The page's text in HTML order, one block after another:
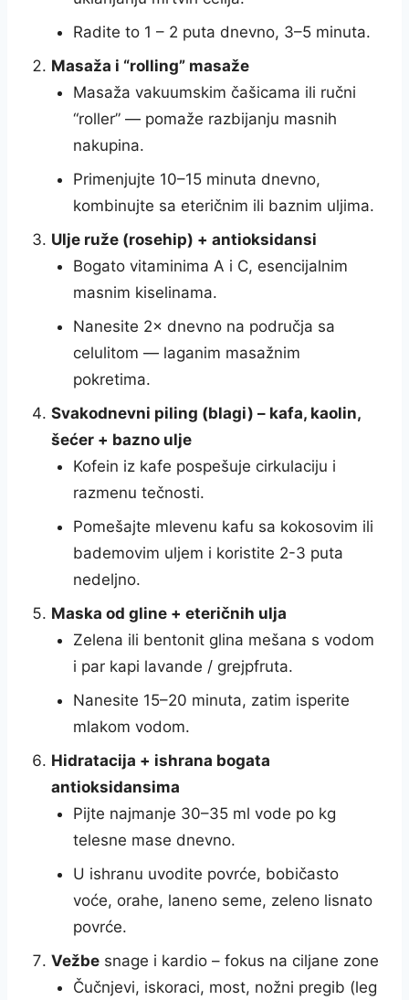
Radite to 1 – 2 puta dnevno, 3–5 minuta.
Masaža i “rolling” masaže
Masaža vakuumskim čašicama ili ručni
“roller” — pomaže razbijanju masnih
nakupina.
Primenjujte 10–15 minuta dnevno,
kombinujte sa eteričnim ili baznim uljima.
Ulje ruže (rosehip) + antioksidansi
Bogato vitaminima A i C, esencijalnim
masnim kiselinama.
Nanesite 2× dnevno na područja sa
celulitom — laganim masažnim
pokretima.
Svakodnevni piling (blagi) – kafa, kaolin,
šećer + bazno ulje
Kofein iz kafe pospešuje cirkulaciju i
razmenu tečnosti.
Pomešajte mlevenu kafu sa kokosovim ili
bademovim uljem i koristite 2-3 puta
nedeljno.
Maska od gline + eteričnih ulja
Zelena ili bentonit glina mešana s vodom
i par kapi lavande / grejpfruta.
Nanesite 15–20 minuta, zatim isperite
mlakom vodom.
Hidratacija + ishrana bogata
antioksidansima
Pijte najmanje 30–35 ml vode po kg
telesne mase dnevno.
U ishranu uvodite povrće, bobičasto
voće, orahe, laneno seme, zeleno lisnato
povrće.
Vežbe snage i kardio – fokus na ciljane zone
Čučnjevi, iskoraci, most, nožni pregib (leg